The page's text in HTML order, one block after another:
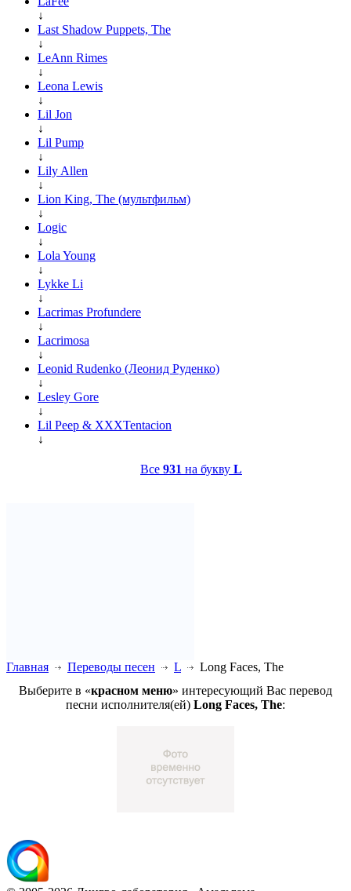
↓
Last Shadow Puppets, The
↓
LeAnn Rimes
↓
Leona Lewis
↓
Lil Jon
↓
Lil Pump
↓
Lily Allen
↓
Lion King, The (мультфильм)
↓
Logic
↓
Lola Young
↓
Lykke Li
↓
Lacrimas Profundere
↓
Lacrimosa
↓
Leonid Rudenko (Леонид Руденко)
↓
Lesley Gore
↓
Lil Peep & XXXTentacion
↓
Все 931 на букву L
Главная Переводы песен L
Long Faces, The
Выберите в «красном меню» интересующий Вас перевод
песни исполнителя(ей) Long Faces, The: